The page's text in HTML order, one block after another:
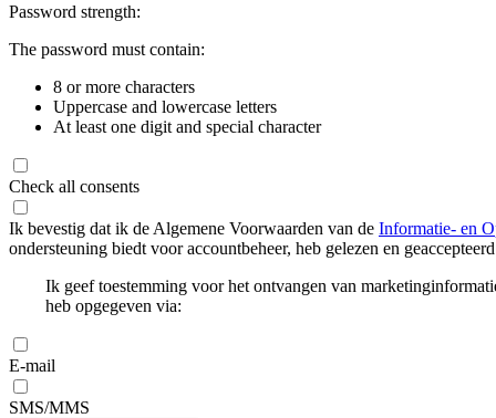
Password strength:
The password must contain:
8 or more characters
Uppercase and lowercase letters
At least one digit and special character
Check all consents
Ik bevestig dat ik de Algemene Voorwaarden van de Informatie- en
ondersteuning biedt voor accountbeheer, heb gelezen en
Ik geef toestemming voor het ontvangen van
heb opgegeven via:
E-mail
SMS/MMS